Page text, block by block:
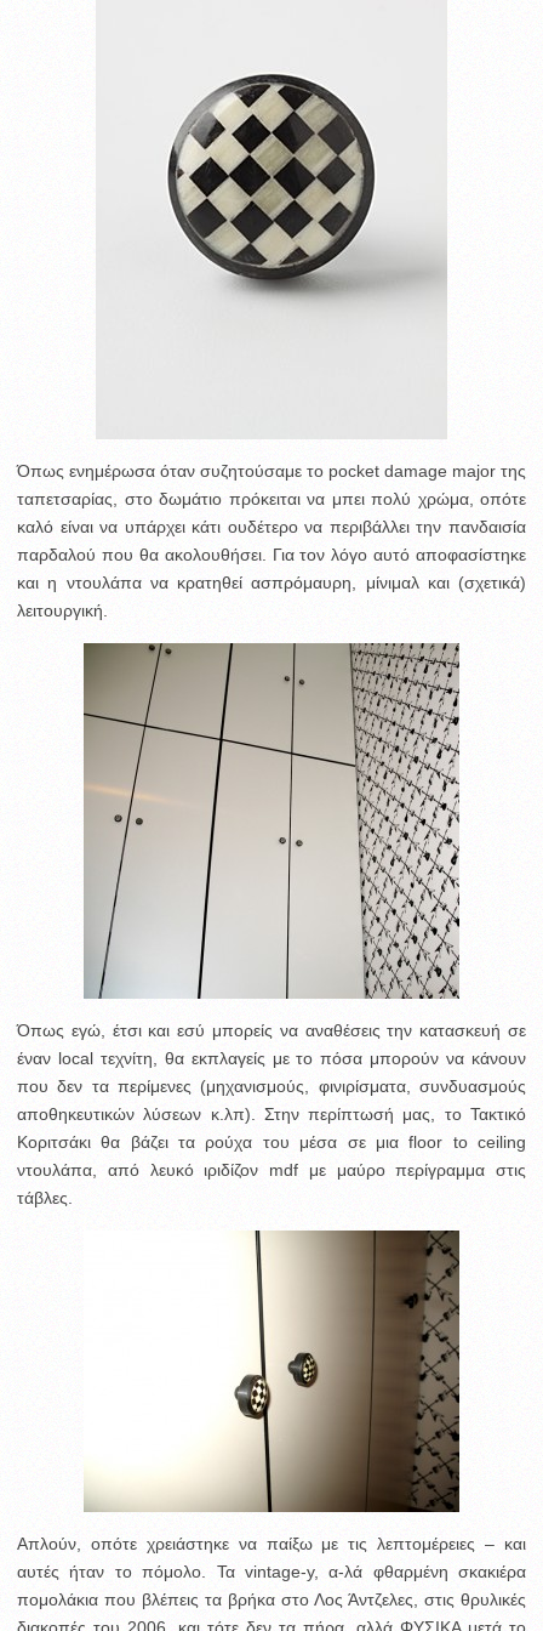
Όπως ενημέρωσα όταν συζητούσαμε το pocket damage major της
ταπετσαρίας, στο δωμάτιο πρόκειται να μπει πολύ χρώμα, οπότε
καλό είναι να υπάρχει κάτι ουδέτερο να περιβάλλει την πανδαισία
παρδαλού που θα ακολουθήσει. Για τον λόγο αυτό αποφασίστηκε
και η ντουλάπα να κρατηθεί ασπρόμαυρη, μίνιμαλ και (σχετικά)
λειτουργική.
Όπως εγώ, έτσι και εσύ μπορείς να αναθέσεις την κατασκευή σε
έναν local τεχνίτη, θα εκπλαγείς με το πόσα μπορούν να κάνουν
που δεν τα περίμενες (μηχανισμούς, φινιρίσματα, συνδυασμούς
αποθηκευτικών λύσεων κ.λπ). Στην περίπτωσή μας, το Τακτικό
Κοριτσάκι θα βάζει τα ρούχα του μέσα σε μια floor to ceiling
ντουλάπα, από λευκό ιριδίζον mdf με μαύρο περίγραμμα στις
τάβλες.
Απλούν, οπότε χρειάστηκε να παίξω με τις λεπτομέρειες – και
αυτές ήταν το πόμολο. Τα vintage-y, α-λά φθαρμένη σκακιέρα
πομολάκια που βλέπεις τα βρήκα στο Λος Άντζελες, στις θρυλικές